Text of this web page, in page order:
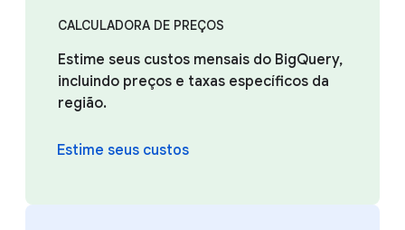
CALCULADORA DE PREÇOS
Estime seus custos mensais do BigQuery,
incluindo preços e taxas específicos da
região.
Estime seus custos